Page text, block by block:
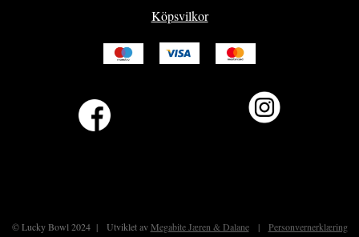
Köpsvilkor
© Lucky Bowl 2024 | Utviklet avMegabite Jæren & Dalane| Personvernerklæring